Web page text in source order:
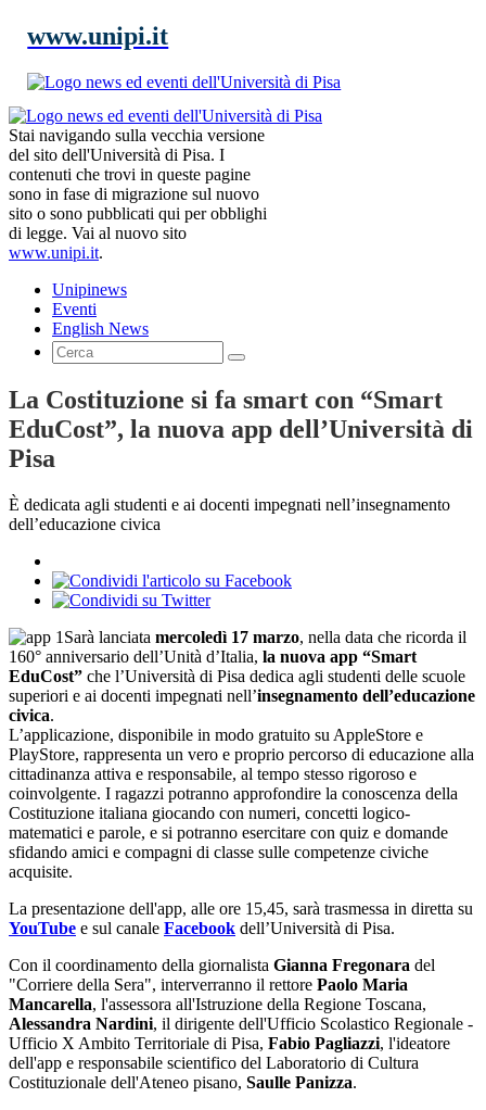
www.unipi.it
Stai navigando sulla vecchia versione
del sito dell'Università di Pisa. I
contenuti che trovi in queste pagine
sono in fase di migrazione sul nuovo
sito o sono pubblicati qui per obblighi
di legge. Vai al nuovo sito
www.unipi.it.
Unipinews
Eventi
English News
La Costituzione si fa smart con “Smart
EduCost”, la nuova app dell’Università di
Pisa
È dedicata agli studenti e ai docenti impegnati nell’insegnamento
dell’educazione civica
Sarà lanciata mercoledì 17 marzo, nella data che ricorda il
160° anniversario dell’Unità d’Italia, la nuova app “Smart
EduCost” che l’Università di Pisa dedica agli studenti delle scuole
superiori e ai docenti impegnati nell’insegnamento dell’educazione
civica.
L’applicazione, disponibile in modo gratuito su AppleStore e
PlayStore, rappresenta un vero e proprio percorso di educazione alla
cittadinanza attiva e responsabile, al tempo stesso rigoroso e
coinvolgente. I ragazzi potranno approfondire la conoscenza della
Costituzione italiana giocando con numeri, concetti logico-
matematici e parole, e si potranno esercitare con quiz e domande
sfidando amici e compagni di classe sulle competenze civiche
acquisite.
La presentazione dell'app, alle ore 15,45, sarà trasmessa in diretta su
YouTube e sul canale Facebook dell’Università di Pisa.
Con il coordinamento della giornalista Gianna Fregonara del
"Corriere della Sera", interverranno il rettore Paolo Maria
Mancarella, l'assessora all'Istruzione della Regione Toscana,
Alessandra Nardini, il dirigente dell'Ufficio Scolastico Regionale -
Ufficio X Ambito Territoriale di Pisa, Fabio Pagliazzi, l'ideatore
dell'app e responsabile scientifico del Laboratorio di Cultura
Costituzionale dell'Ateneo pisano, Saulle Panizza.